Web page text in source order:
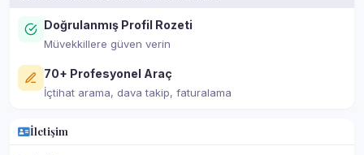
Doğrulanmış Profil Rozeti
Müvekkillere güven verin
70+ Profesyonel Araç
İçtihat arama, dava takip, faturalama
İletişim